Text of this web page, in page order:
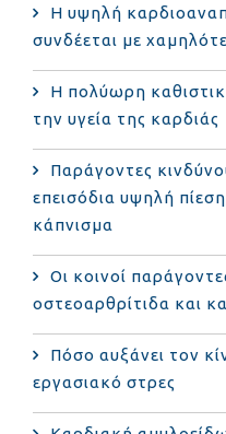
Η υψηλή
συνδέεται με
Η πολύωρη
την υγεία της καρδιάς
Παράγοντες
επεισόδια υψηλή
κάπνισμα
Οι κοινοί
οστεοαρθρίτιδα και
Πόσο αυξάνει τον
εργασιακό στρες